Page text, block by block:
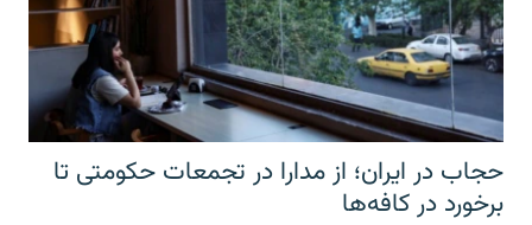
حجاب در ایران؛ از مدارا در تجمعات حکومتی تا
برخورد در کافه‌ها